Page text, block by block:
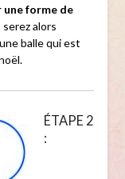
une forme de
alors
balle qui est
ÉTAPE 2
: